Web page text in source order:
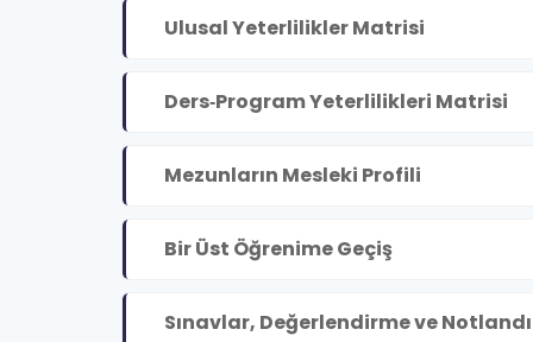
Ulusal Yeterlilikler Matrisi
Ders‐Program Yeterlilikleri Matrisi
Mezunların Mesleki Profili
Bir Üst Öğrenime Geçiş
Sınavlar, Değerlendirme ve